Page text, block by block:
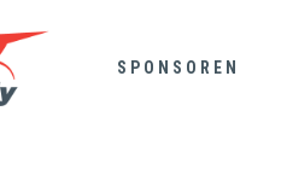
SPONSOREN